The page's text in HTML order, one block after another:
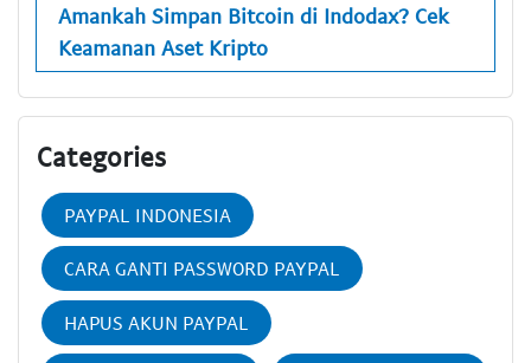
Amankah Simpan Bitcoin di Indodax? Cek
Keamanan Aset Kripto
Categories
PAYPAL INDONESIA
CARA GANTI PASSWORD PAYPAL
HAPUS AKUN PAYPAL